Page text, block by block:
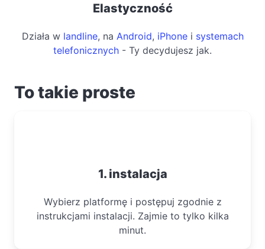
Elastyczność
Działa w landline, na Android, iPhonei systemach
telefonicznych - Ty decydujesz jak.
To takie proste
1. instalacja
Wybierz platformę i postępuj zgodnie z
instrukcjami instalacji. Zajmie to tylko kilka
minut.